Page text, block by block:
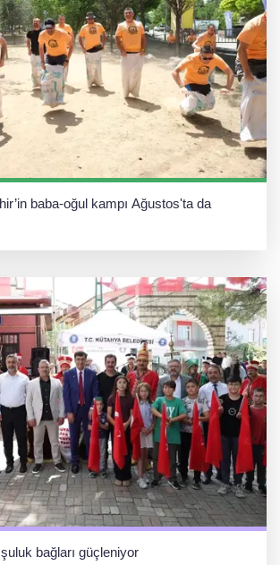
baba-oğul kampı Ağustos'ta da
bağları güçleniyor